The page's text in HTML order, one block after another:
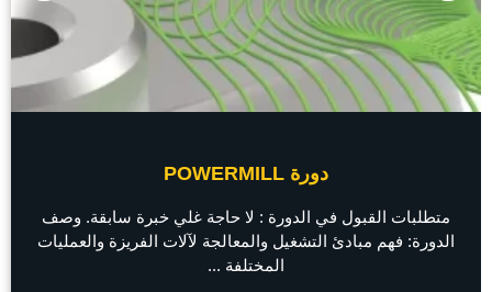
دورة POWERMILL
متطلبات القبول في الدورة : لا حاجة غلي خبرة سابقة. وصف
الدورة: فهم مبادئ التشغيل والمعالجة لآلات الفريزة والعمليات
المختلفة ...